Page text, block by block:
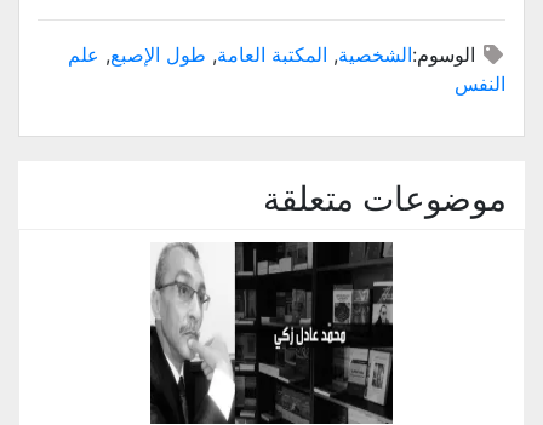
(فتح
نافذة
جديدة)
(فتح
نافذة
جديدة)
(فتح
نافذة
جديدة)
(فتح
نافذة
(فتح
نافذة
جديدة)
البريد
إلى
صديق
جديدة)
الوسوم:الشخصية, المكتبة العامة, طول الإصبع, علم
النفس
موضوعات متعلقة